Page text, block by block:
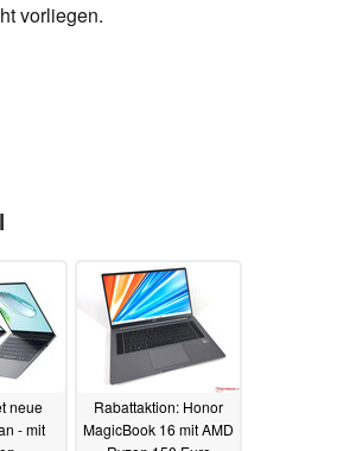
vorliegen.
neue
- mit
Rabattaktion: Honor
MagicBook 16 mit AMD